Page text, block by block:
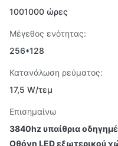
1001000 ώρες
Μέγεθος ενότητας:
256*128
Κατανάλωση ρεύματος:
17,5 W/τεμ
Επισημαίνω
3840hz υπαίθρια
Οθόνη LED εξωτερικού